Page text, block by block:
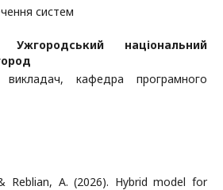
систем
Ужгородський національний
кафедра програмного
Reblian, A. (2026). Hybrid model for